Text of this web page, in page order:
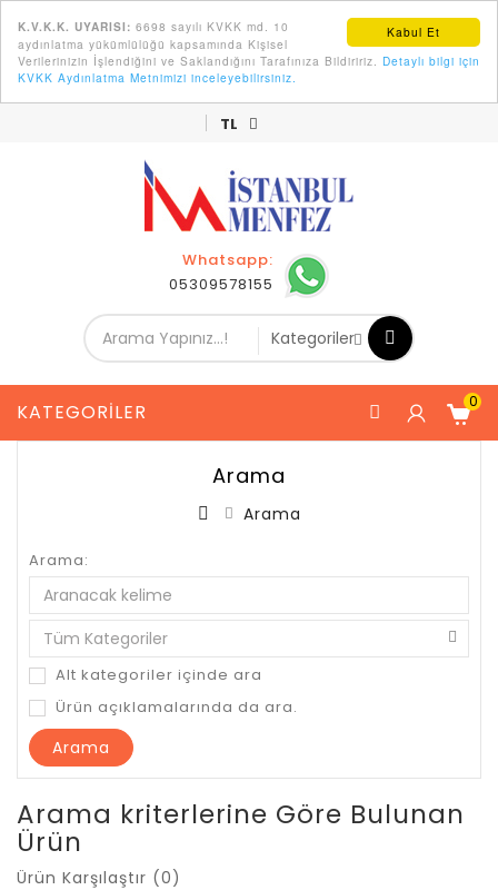
Kabul Et
K.V.K.K. UYARISI: 6698 sayılı KVKK md. 10
aydınlatma yükümlülüğü kapsamında Kişisel
Verilerinizin İşlendiğini ve Saklandığını Tarafınıza Bildiririz. Detaylı bilgi için
KVKK Aydınlatma Metnimizi inceleyebilirsiniz.
Ürünlerimiz Kendi İmalatımızdır.
TL
Whatsapp:
05309578155
KATEGORILER 0
Arama
Arama
Arama:
Alt kategoriler içinde ara
Ürün açıklamalarında da ara.
Arama kriterlerine Göre Bulunan
Ürün
Ürün Karşılaştır (0)